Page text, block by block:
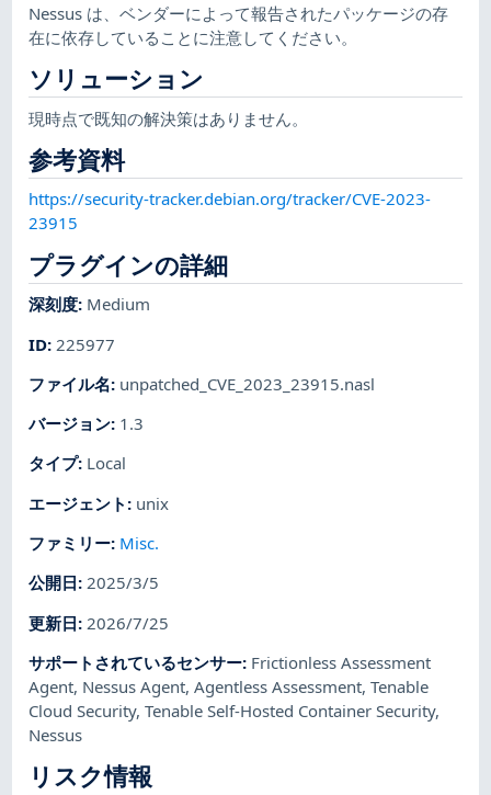
Nessus は、ベンダーによって報告されたパッケージの存
在に依存していることに注意してください。
ソリューション
現時点で既知の解決策はありません。
参考資料
https://security-tracker.debian.org/tracker/CVE-2023-
23915
プラグインの詳細
深刻度: Medium
ID: 225977
ファイル名: unpatched_CVE_2023_23915.nasl
バージョン: 1.3
タイプ: Local
エージェント : unix
ファミリー: Misc.
公開日:2025/3/5
更新日: 2026/7/25
サポートされているセンサー: Frictionless Assessment
Agent, Nessus Agent,Agentless Assessment,Tenable
Cloud Security,Tenable Self-Hosted Container Security,
Nessus
リスク情報